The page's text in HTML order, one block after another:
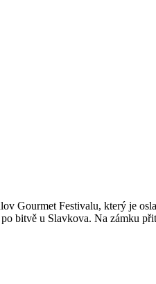
Gourmet Festivalu, který je
bitvě u Slavkova. Na zámku